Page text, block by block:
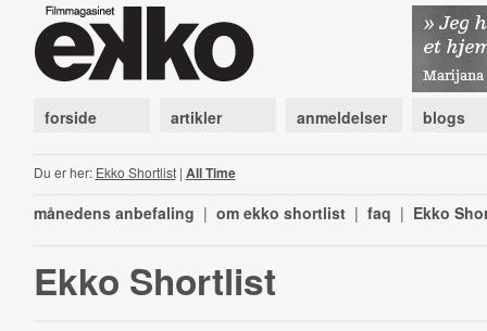
forside artikler anmeldelser blogs
Du er her: Ekko Shortlist| All Time
månedens anbefaling | om ekko shortlist | faq | Ekko
Ekko Shortlist